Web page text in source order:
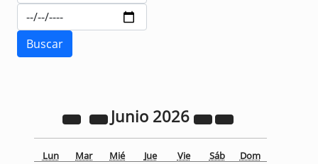
Junio 2026
Lun Mar Mié Jue Vie Sáb Dom